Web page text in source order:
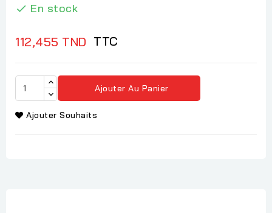
 En stock
112,455 TND TTC
Ajouter Au Panier
Ajouter Souhaits